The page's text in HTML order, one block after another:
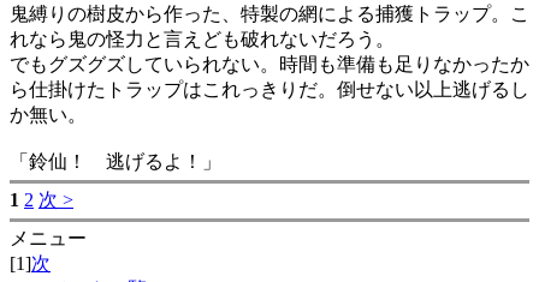
鬼縛りの樹皮から作った、特製の網による捕獲トラップ。こ
れなら鬼の怪力と言えども破れないだろう。
でもグズグズしていられない。時間も準備も足りなかったか
ら仕掛けたトラップはこれっきりだ。倒せない以上逃げるし
か無い。
「鈴仙！ 逃げるよ！」
1 2 次 >
メニュー
[1]次